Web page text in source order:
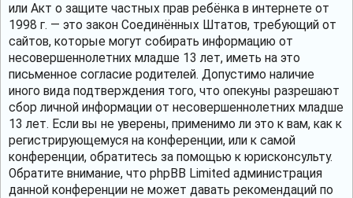
или Акт о защите частных прав ребёнка в интернете от
1998 г. — это закон Соединённых Штатов, требующий от
сайтов, которые могут собирать информацию от
несовершеннолетних младше 13 лет, иметь на это
письменное согласие родителей. Допустимо наличие
иного вида подтверждения того, что опекуны разрешают
сбор личной информации от несовершеннолетних младше
13 лет. Если вы не уверены, применимо ли это к вам, как к
регистрирующемуся на конференции, или к самой
конференции, обратитесь за помощью к юрисконсульту.
Обратите внимание, что phpBB Limited администрация
данной конференции не может давать рекомендаций по